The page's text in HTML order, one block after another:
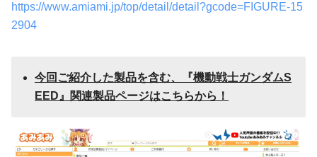
https://www.amiami.jp/top/detail/detail?gcode=FIGURE-15
2904
今回ご紹介した製品を含む、 『機動戦士ガンダムS
EED 』 関連製品ページはこちらから！